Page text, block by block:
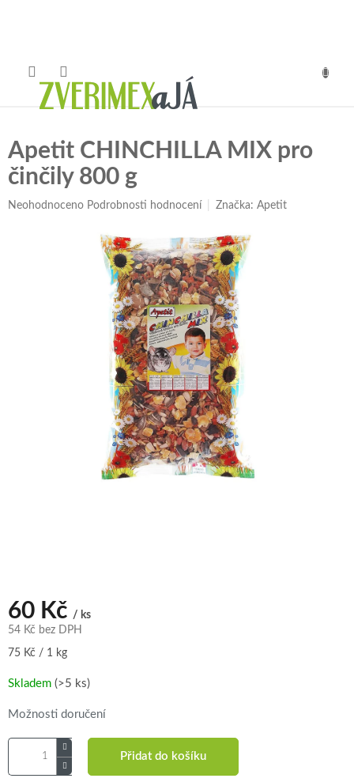
Apetit CHINCHILLA MIX pro
činčily 800 g
Průměrné
Neohodnoceno Podrobnosti hodnocení Značka:Apetit
60 Kč / ks
54 Kč bez DPH
Měrná
75 Kč / 1 kg
Skladem (>5 ks)
Možnosti doručení
Přidat do košíku